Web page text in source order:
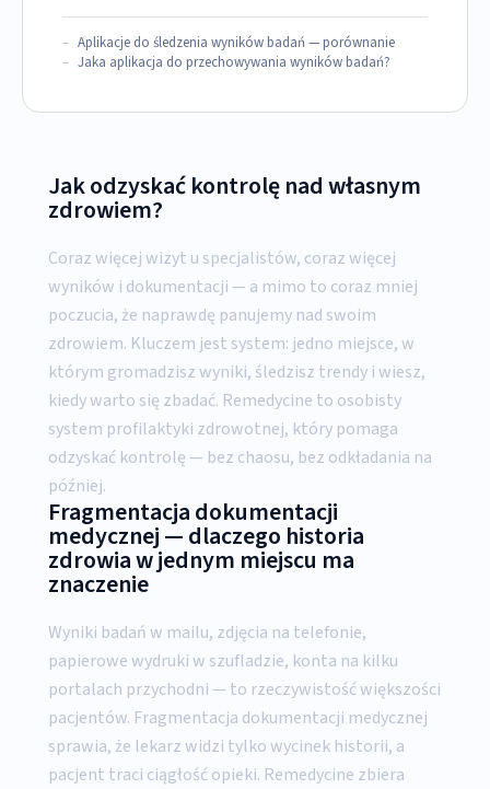
Aplikacje do śledzenia wyników badań — porównanie
Jaka aplikacja do przechowywania wyników badań?
Jak odzyskać kontrolę nad własnym
zdrowiem?
Coraz więcej wizyt u specjalistów, coraz więcej
wyników i dokumentacji — a mimo to coraz mniej
poczucia, że naprawdę panujemy nad swoim
zdrowiem. Kluczem jest system: jedno miejsce, w
którym gromadzisz wyniki, śledzisz trendy i wiesz,
kiedy warto się zbadać. Remedycine to osobisty
system profilaktyki zdrowotnej, który pomaga
odzyskać kontrolę — bez chaosu, bez odkładania na
później.
Fragmentacja dokumentacji
medycznej — dlaczego historia
zdrowia w jednym miejscu ma
znaczenie
Wyniki badań w mailu, zdjęcia na telefonie,
papierowe wydruki w szufladzie, konta na kilku
portalach przychodni — to rzeczywistość większości
pacjentów. Fragmentacja dokumentacji medycznej
sprawia, że lekarz widzi tylko wycinek historii, a
pacjent traci ciągłość opieki. Remedycine zbiera